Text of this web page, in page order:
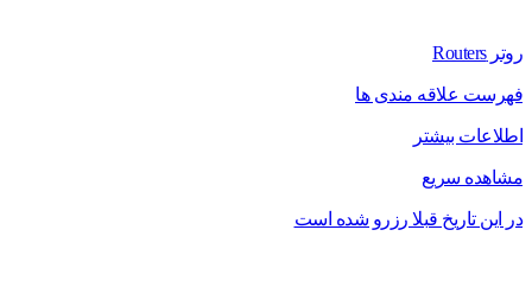
روتر Routers
فهرست علاقه مندی ها
اطلاعات بیشتر
مشاهده سریع
در این تاریخ قبلا رزرو شده است